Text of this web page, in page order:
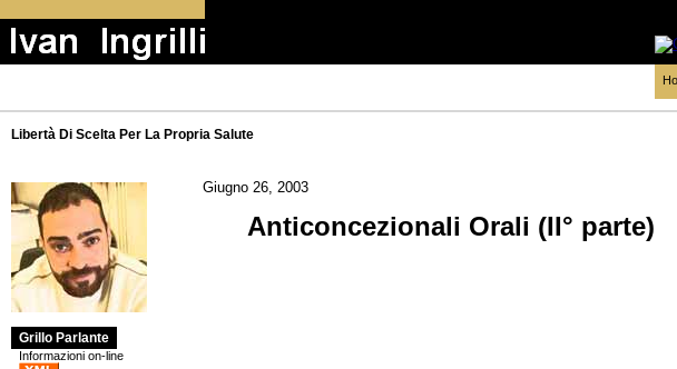
Libertà Di Scelta Per La Propria Salute
Grillo Parlante
Informazioni on-line
Giugno 26, 2003
Anticoncezionali Orali (II° parte)